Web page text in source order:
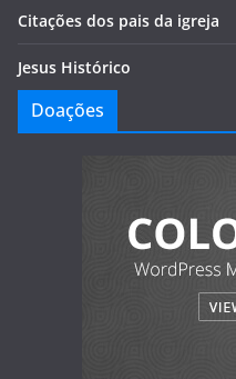
Citações dos pais da igreja
Jesus Histórico
Doações